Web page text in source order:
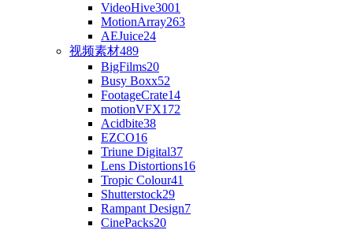
VideoHive3001
MotionArray263
AEJuice24
视频素材489
BigFilms20
Busy Boxx52
FootageCrate14
motionVFX172
Acidbite38
EZCO16
Triune Digital37
Lens Distortions16
Tropic Colour41
Shutterstock29
Rampant Design7
CinePacks20